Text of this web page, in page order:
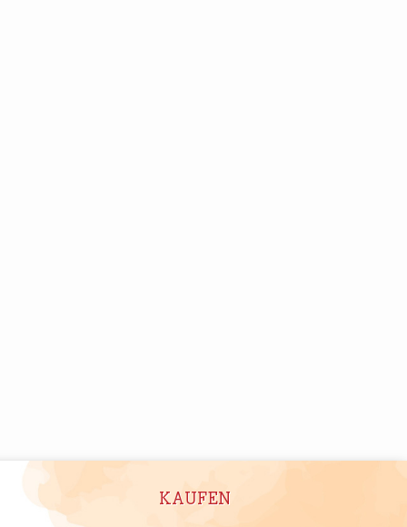
KAUFEN